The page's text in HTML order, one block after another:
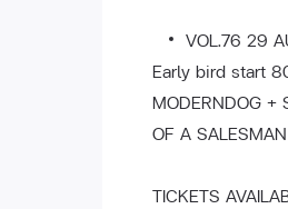
VOL.76 29
Early bird start
MODERNDOG +
OF A
TICKETS